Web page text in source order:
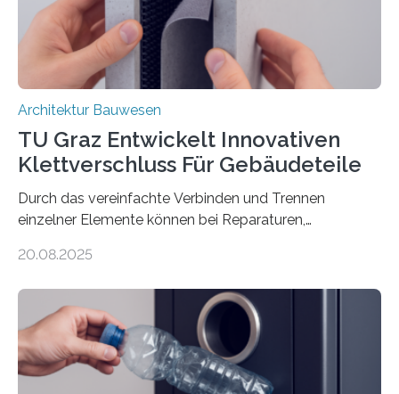
dem Stahlstäbe zur…
Architektur Bauwesen
TU Graz Entwickelt Innovativen
Klettverschluss Für Gebäudeteile
Durch das vereinfachte Verbinden und Trennen
einzelner Elemente können bei Reparaturen,
Material und Bauschutt eingespart werden. Ein
Projekt ReCon gemeinsam mit Unternehmenspartnern
ein Klett-Verbindungssystem für Gebäude entwickelt:
Damit lassen sich unterschiedliche Gebäudeteile
resilient verbinden und bei Bedarf einfach voneinander
20.08.2025